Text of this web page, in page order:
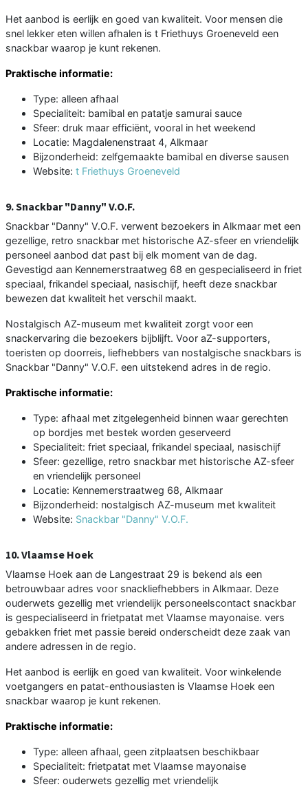
Het aanbod is eerlijk en goed van kwaliteit. Voor mensen die
snel lekker eten willen afhalen is t Friethuys Groeneveld een
snackbar waarop je kunt rekenen.
Praktische informatie:
Type: alleen afhaal
Specialiteit: bamibal en patatje samurai sauce
Sfeer: druk maar efficiënt, vooral in het weekend
Locatie: Magdalenenstraat 4, Alkmaar
Bijzonderheid: zelfgemaakte bamibal en diverse sausen
Website: t Friethuys Groeneveld
9. Snackbar "Danny" V.O.F.
Snackbar "Danny" V.O.F. verwent bezoekers in Alkmaar met een
gezellige, retro snackbar met historische AZ-sfeer en vriendelijk
personeel aanbod dat past bij elk moment van de dag.
Gevestigd aan Kennemerstraatweg 68 en gespecialiseerd in friet
speciaal, frikandel speciaal, nasischijf, heeft deze snackbar
bewezen dat kwaliteit het verschil maakt.
Nostalgisch AZ-museum met kwaliteit zorgt voor een
snackervaring die bezoekers bijblijft. Voor aZ-supporters,
toeristen op doorreis, liefhebbers van nostalgische snackbars is
Snackbar "Danny" V.O.F. een uitstekend adres in de regio.
Praktische informatie:
Type: afhaal met zitgelegenheid binnen waar gerechten
op bordjes met bestek worden geserveerd
Specialiteit: friet speciaal, frikandel speciaal, nasischijf
Sfeer: gezellige, retro snackbar met historische AZ-sfeer
en vriendelijk personeel
Locatie: Kennemerstraatweg 68, Alkmaar
Bijzonderheid: nostalgisch AZ-museum met kwaliteit
Website: Snackbar "Danny" V.O.F.
10. Vlaamse Hoek
Vlaamse Hoek aan de Langestraat 29 is bekend als een
betrouwbaar adres voor snackliefhebbers in Alkmaar. Deze
ouderwets gezellig met vriendelijk personeelscontact snackbar
is gespecialiseerd in frietpatat met Vlaamse mayonaise. vers
gebakken friet met passie bereid onderscheidt deze zaak van
andere adressen in de regio.
Het aanbod is eerlijk en goed van kwaliteit. Voor winkelende
voetgangers en patat-enthousiasten is Vlaamse Hoek een
snackbar waarop je kunt rekenen.
Praktische informatie:
Type: alleen afhaal, geen zitplaatsen beschikbaar
Specialiteit: frietpatat met Vlaamse mayonaise
Sfeer: ouderwets gezellig met vriendelijk